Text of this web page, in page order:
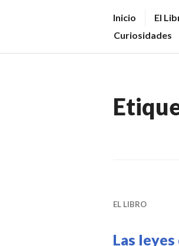
V
E
N
R
S
Inicio El
Curiosidades
EL LIBRO
Las